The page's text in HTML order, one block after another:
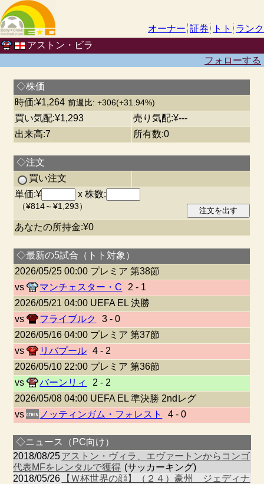
オーナー 証券 トト
ランク
アストン・ビラ
フォローする
◇株価
時価:¥1,264 前週比: +306(+31.94%)
買い気配:¥1,293
売り気配:¥---
出来高:7
所有数:0
◇注文
買い注文
単価:¥
x 株数:
（¥814～¥1,293）
あなたの所持金:¥0
◇最新の5試合（トト対象）
2026/05/25 00:00 プレミア 第38節
vs
マンチェスター・C
2 - 1
2026/05/21 04:00 UEFA EL 決勝
vs
フライブルク
3 - 0
2026/05/16 04:00 プレミア 第37節
vs
リバプール
4 - 2
2026/05/10 22:00 プレミア 第36節
vs
バーンリィ
2 - 2
2026/05/08 04:00 UEFA EL 準決勝 2ndレグ
vs
ノッティンガム・フォレスト 4 - 0
◇ニュース（PC向け）
2018/08/25アストン・ヴィラ、エヴァートンからコンゴ
代表MFをレンタルで獲得 (サッカーキング)
2018/05/26
【Ｗ杯世界の顔】（２４）豪州 ジェディナ